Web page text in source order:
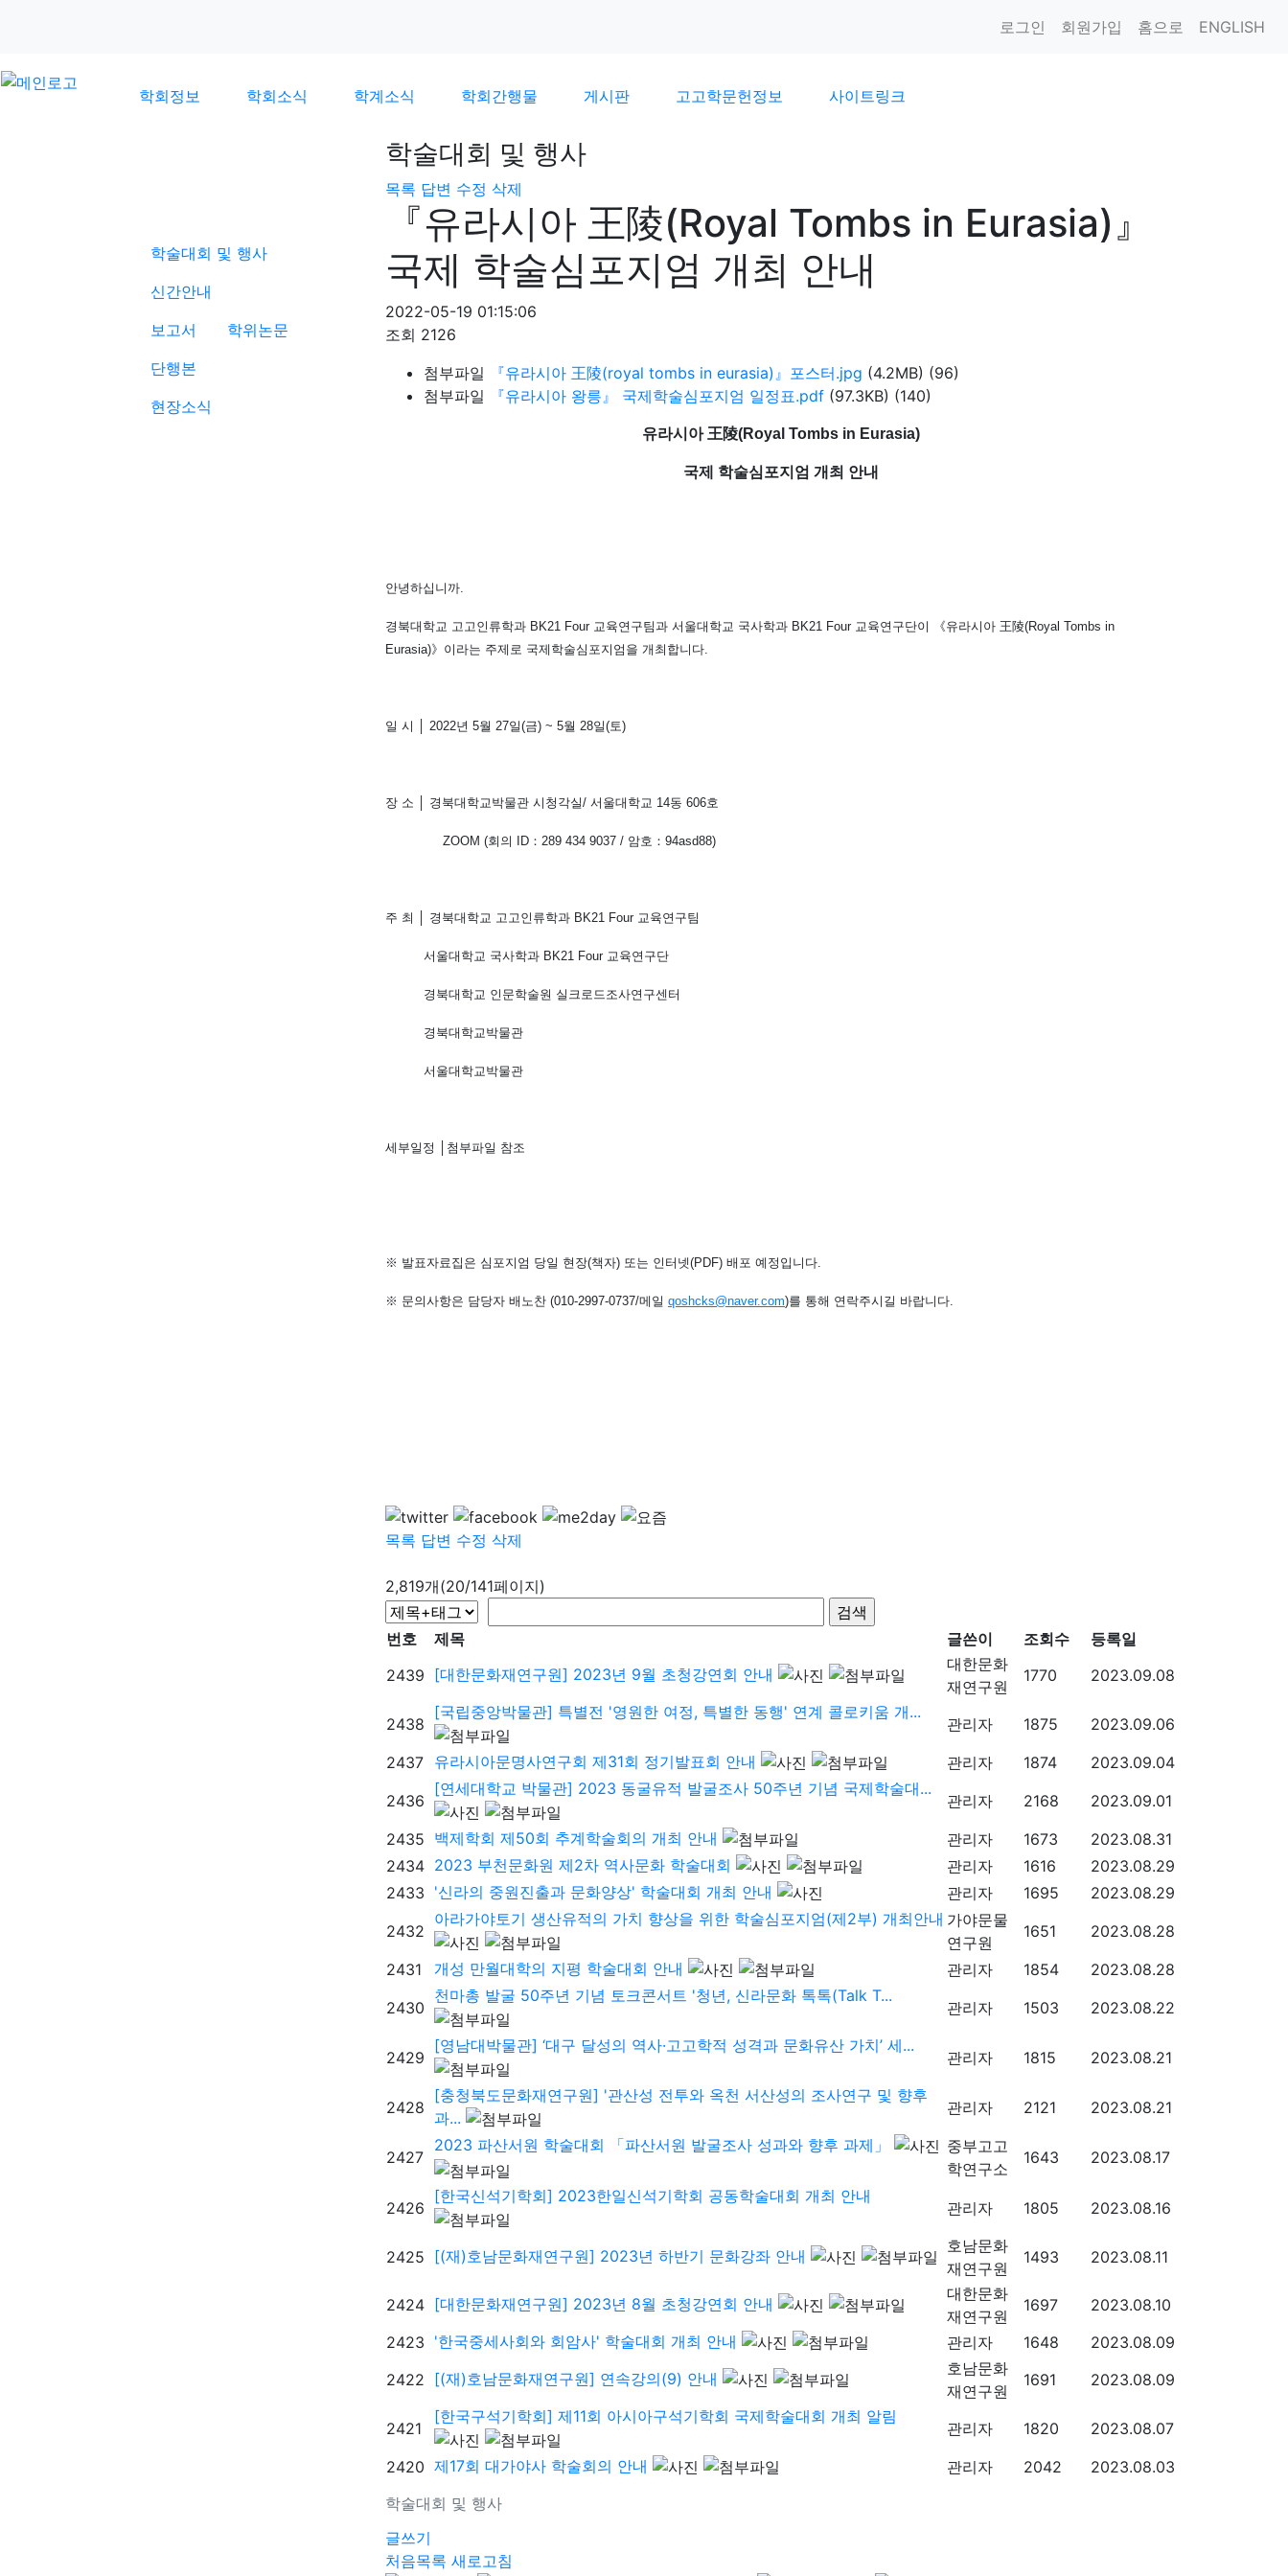
로그인 회원가입 홈으로 ENGLISH
학회정보 학회소식 학계소식 학회간행물 게시판 고고학문헌정보 사이트링크
학술대회 및 행사
신간안내
보고서
학위논문
단행본
현장소식
학술대회 및 행사
목록 답변 수정 삭제
『유라시아 王陵(Royal Tombs in Eurasia)』
국제 학술심포지엄 개최 안내
2022-05-19 01:15:06
조회 2126
첨부파일
『유라시아 王陵(royal tombs in eurasia)』포스터.jpg (4.2MB) (96)
첨부파일
『유라시아 왕릉』 국제학술심포지엄 일정표.pdf (97.3KB) (140)
유라시아 王陵(Royal Tombs in Eurasia)
국제 학술심포지엄 개최 안내
안녕하십니까.
경북대학교 고고인류학과 BK21 Four 교육연구팀과 서울대학교 국사학과 BK21 Four 교육연구단이 《유라시아 王陵(Royal Tombs in
Eurasia)》 이라는 주제로 국제학술심포지엄을 개최합니다.
일 시 2022년 5월 27일(금) ~ 5월 28일(토)
장 소 경북대학교박물관 시청각실/ 서울대학교 14동 606호
ZOOM (회의 ID ： 289 434 9037 / 암호 ： 94asd88)
주 최 경북대학교 고고인류학과 BK21 Four 교육연구팀
서울대학교 국사학과 BK21 Four 교육연구단
경북대학교 인문학술원 실크로드조사연구센터
경북대학교박물관
서울대학교박물관
세부일정 첨부파일 참조
※ 발표자료집은 심포지엄 당일 현장(책자) 또는 인터넷(PDF) 배포 예정입니다.
※ 문의사항은 담당자 배노찬 (010-2997-0737/메일 qoshcks@naver.com)를 통해 연락주시길 바랍니다.
목록 답변 수정 삭제
2,819개(20/141페이지)
학술대회 및 행사
번호 제목 글쓴이 조회수
등록일
2439 [대한문화재연구원] 2023년 9월 초청강연회 안내
대한문화
재연구원
1770 2023.09.08
2438
[국립중앙박물관] 특별전 '영원한 여정, 특별한 동행' 연계 콜로키움 개...
관리자 1875
2023.09.06
2437 유라시아문명사연구회 제31회 정기발표회 안내 관리자 1874
2023.09.04
2436
[연세대학교 박물관] 2023 동굴유적 발굴조사 50주년 기념 국제학술대...
관리자 2168
2023.09.01
2435 백제학회 제50회 추계학술회의 개최 안내 관리자 1673
2023.08.31
2434 2023 부천문화원 제2차 역사문화 학술대회 관리자 1616
2023.08.29
2433 '신라의 중원진출과 문화양상' 학술대회 개최 안내 관리자 1695
2023.08.29
2432
아라가야토기 생산유적의 가치 향상을 위한 학술심포지엄(제2부) 개최안내 가야문물
연구원
1651
2023.08.28
2431
개성 만월대학의 지평 학술대회 안내 관리자 1854
2023.08.28
2430
천마총 발굴 50주년 기념 토크콘서트 '청년, 신라문화 톡톡(Talk T...
관리자 1503 2023.08.22
2429
[영남대박물관] ‘대구 달성의 역사·고고학적 성격과 문화유산 가치’ 세...
관리자 1815 2023.08.21
2428
[충청북도문화재연구원] '관산성 전투와 옥천 서산성의 조사연구 및 향후
과...
관리자 2121 2023.08.21
2427
2023 파산서원 학술대회 「파산서원 발굴조사 성과와 향후 과제」
중부고고
학연구소
1643 2023.08.17
2426
[한국신석기학회] 2023한일신석기학회 공동학술대회 개최 안내
관리자 1805 2023.08.16
2425 [(재)호남문화재연구원] 2023년 하반기 문화강좌 안내
호남문화
재연구원
1493 2023.08.11
2424 [대한문화재연구원] 2023년 8월 초청강연회 안내
대한문화
재연구원
1697
2023.08.10
2423 '한국중세사회와 회암사' 학술대회 개최 안내 관리자 1648
2023.08.09
2422 [(재)호남문화재연구원] 연속강의(9) 안내
호남문화
재연구원
1691 2023.08.09
2421
[한국구석기학회] 제11회 아시아구석기학회 국제학술대회 개최 알림
관리자 1820
2023.08.07
2420 제17회 대가야사 학술회의 안내 관리자 2042 2023.08.03
글쓰기
처음목록 새로고침